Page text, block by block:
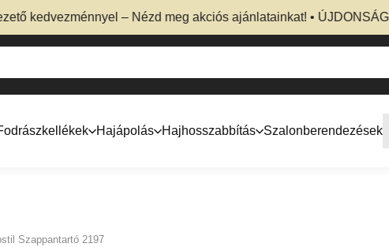
– Nézd meg akciós ajánlatainkat! • ÚJDONSÁG!
Hajápolás Hajhosszabbítás Szalonberendezések
Szappantartó 2197